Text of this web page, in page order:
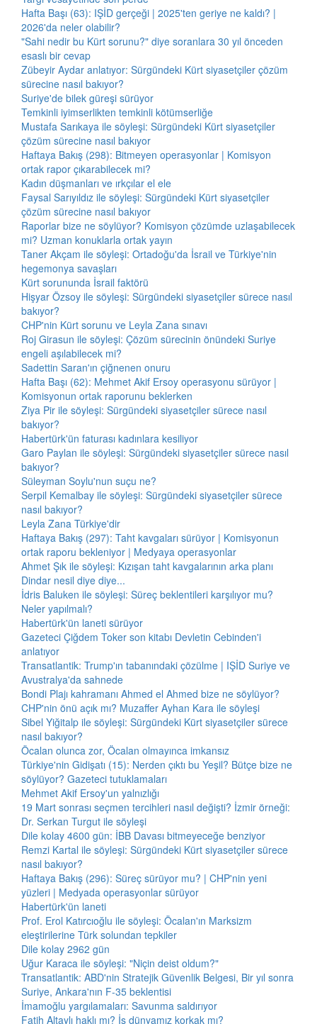
Hafta Başı (63): IŞİD gerçeği | 2025'ten geriye ne kaldı? |
2026'da neler olabilir?
"Sahi nedir bu Kürt sorunu?" diye soranlara 30 yıl önceden
esaslı bir cevap
Zübeyir Aydar anlatıyor: Sürgündeki Kürt siyasetçiler çözüm
sürecine nasıl bakıyor?
Suriye'de bilek güreşi sürüyor
Temkinli iyimserlikten temkinli kötümserliğe
Mustafa Sarıkaya ile söyleşi: Sürgündeki Kürt siyasetçiler
çözüm sürecine nasıl bakıyor
Haftaya Bakış (298): Bitmeyen operasyonlar | Komisyon
ortak rapor çıkarabilecek mi?
Kadın düşmanları ve ırkçılar el ele
Faysal Sarıyıldız ile söyleşi: Sürgündeki Kürt siyasetçiler
çözüm sürecine nasıl bakıyor
Raporlar bize ne söylüyor? Komisyon çözümde uzlaşabilecek
mi? Uzman konuklarla ortak yayın
Taner Akçam ile söyleşi: Ortadoğu'da İsrail ve Türkiye'nin
hegemonya savaşları
Kürt sorununda İsrail faktörü
Hişyar Özsoy ile söyleşi: Sürgündeki siyasetçiler sürece nasıl
bakıyor?
CHP'nin Kürt sorunu ve Leyla Zana sınavı
Roj Girasun ile söyleşi: Çözüm sürecinin önündeki Suriye
engeli aşılabilecek mi?
Sadettin Saran'ın çiğnenen onuru
Hafta Başı (62): Mehmet Akif Ersoy operasyonu sürüyor |
Komisyonun ortak raporunu beklerken
Ziya Pir ile söyleşi: Sürgündeki siyasetçiler sürece nasıl
bakıyor?
Habertürk'ün faturası kadınlara kesiliyor
Garo Paylan ile söyleşi: Sürgündeki siyasetçiler sürece nasıl
bakıyor?
Süleyman Soylu'nun suçu ne?
Serpil Kemalbay ile söyleşi: Sürgündeki siyasetçiler sürece
nasıl bakıyor?
Leyla Zana Türkiye'dir
Haftaya Bakış (297): Taht kavgaları sürüyor | Komisyonun
ortak raporu bekleniyor | Medyaya operasyonlar
Ahmet Şık ile söyleşi: Kızışan taht kavgalarının arka planı
Dindar nesil diye diye...
İdris Baluken ile söyleşi: Süreç beklentileri karşılıyor mu?
Neler yapılmalı?
Habertürk'ün laneti sürüyor
Gazeteci Çiğdem Toker son kitabı Devletin Cebinden'i
anlatıyor
Transatlantik: Trump'ın tabanındaki çözülme | IŞİD Suriye ve
Avustralya'da sahnede
Bondi Plajı kahramanı Ahmed el Ahmed bize ne söylüyor?
CHP'nin önü açık mı? Muzaffer Ayhan Kara ile söyleşi
Sibel Yiğitalp ile söyleşi: Sürgündeki Kürt siyasetçiler sürece
nasıl bakıyor?
Öcalan olunca zor, Öcalan olmayınca imkansız
Türkiye'nin Gidişatı (15): Nerden çıktı bu Yeşil? Bütçe bize ne
söylüyor? Gazeteci tutuklamaları
Mehmet Akif Ersoy'un yalnızlığı
19 Mart sonrası seçmen tercihleri nasıl değişti? İzmir örneği:
Dr. Serkan Turgut ile söyleşi
Dile kolay 4600 gün: İBB Davası bitmeyeceğe benziyor
Remzi Kartal ile söyleşi: Sürgündeki Kürt siyasetçiler sürece
nasıl bakıyor?
Haftaya Bakış (296): Süreç sürüyor mu? | CHP'nin yeni
yüzleri | Medyada operasyonlar sürüyor
Habertürk'ün laneti
Prof. Erol Katırcıoğlu ile söyleşi: Öcalan'ın Marksizm
eleştirilerine Türk solundan tepkiler
Dile kolay 2962 gün
Uğur Karaca ile söyleşi: "Niçin deist oldum?"
Transatlantik: ABD'nin Stratejik Güvenlik Belgesi, Bir yıl sonra
Suriye, Ankara'nın F-35 beklentisi
İmamoğlu yargılamaları: Savunma saldırıyor
Fatih Altaylı haklı mı? İş dünyamız korkak mı?